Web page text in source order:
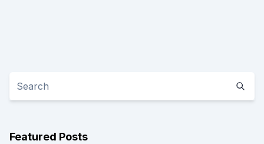
Featured Posts